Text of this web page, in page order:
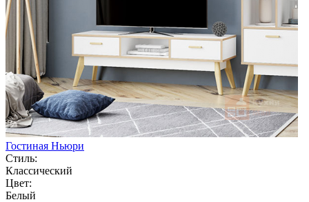
Гостиная Ньюри
Стиль:
Классический
Цвет:
Белый